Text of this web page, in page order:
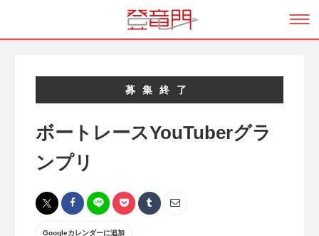
募集終了
ボートレースYouTuberグラ
ンプリ
Googleカレンダーに追加